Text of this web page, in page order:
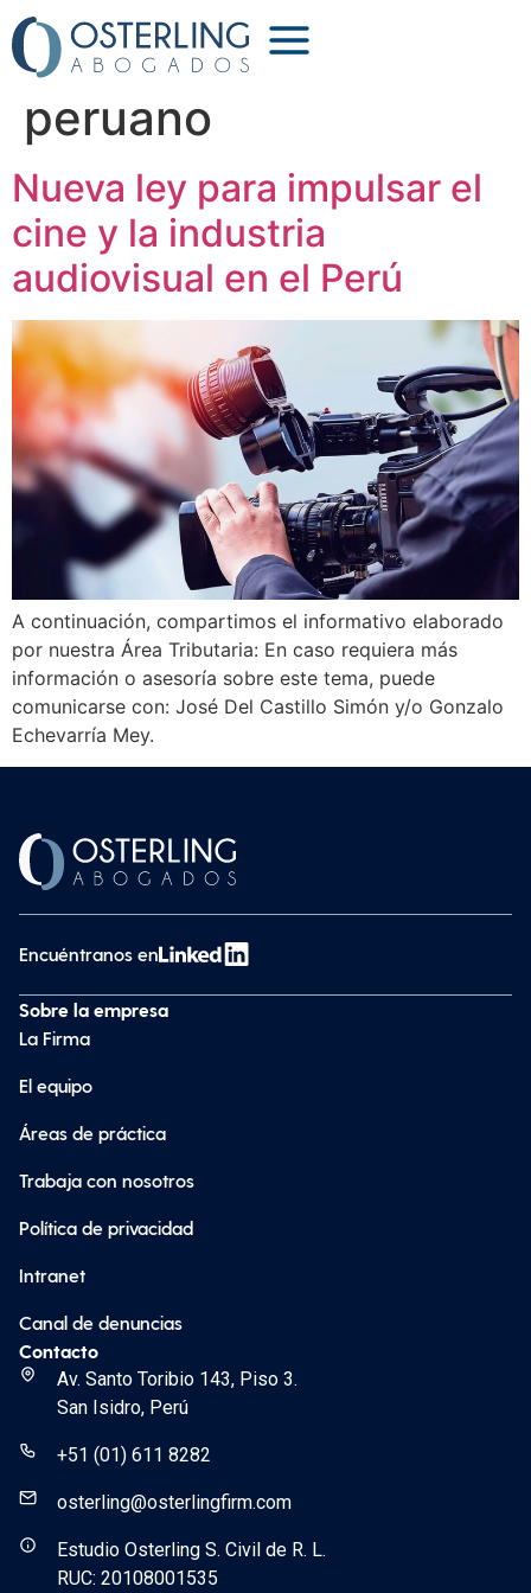
Etiqueta:cine
peruano
Nueva ley para impulsar el
cine y la industria
audiovisual en el Perú
A continuación, compartimos el informativo elaborado
por nuestra Área Tributaria: En caso requiera más
información o asesoría sobre este tema, puede
comunicarse con: José Del Castillo Simón y/o Gonzalo
Echevarría Mey.
Encuéntranos en
Sobre la empresa
La Firma
El equipo
Áreas de práctica
Trabaja con nosotros
Política de privacidad
Intranet
Canal de denuncias
Contacto
Av. Santo Toribio 143, Piso 3.
San Isidro, Perú
+51 (01) 611 8282
osterling@osterlingfirm.com
Estudio Osterling S. Civil de R. L.
RUC: 20108001535